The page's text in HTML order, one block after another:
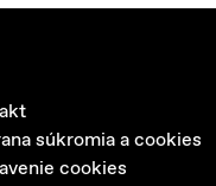
súkromia a cookies
cookies